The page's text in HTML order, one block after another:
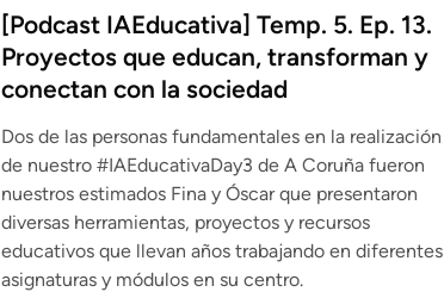
i
c
d
o
e
n
[Podcast IAEducativa] Temp. 5. Ep. 13.
Proyectos que educan, transforman y
conectan con la sociedad
Dos de las personas fundamentales en la realización
de nuestro #IAEducativaDay3 de A Coruña fueron
nuestros estimados Fina y Óscar que presentaron
diversas herramientas, proyectos y recursos
educativos que llevan años trabajando en diferentes
asignaturas y módulos en su centro.